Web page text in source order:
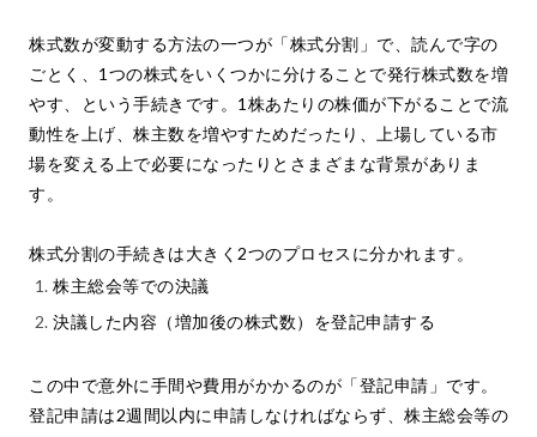
株式数が変動する方法の一つが「株式分割」で、読んで字の
ごとく、1つの株式をいくつかに分けることで発行株式数を増
やす、という手続きです。1株あたりの株価が下がることで流
動性を上げ、株主数を増やすためだったり、上場している市
場を変える上で必要になったりとさまざまな背景がありま
す。
株式分割の手続きは大きく2つのプロセスに分かれます。
株主総会等での決議
決議した内容（増加後の株式数）を登記申請する
この中で意外に手間や費用がかかるのが「登記申請」です。
登記申請は2週間以内に申請しなければならず、株主総会等の